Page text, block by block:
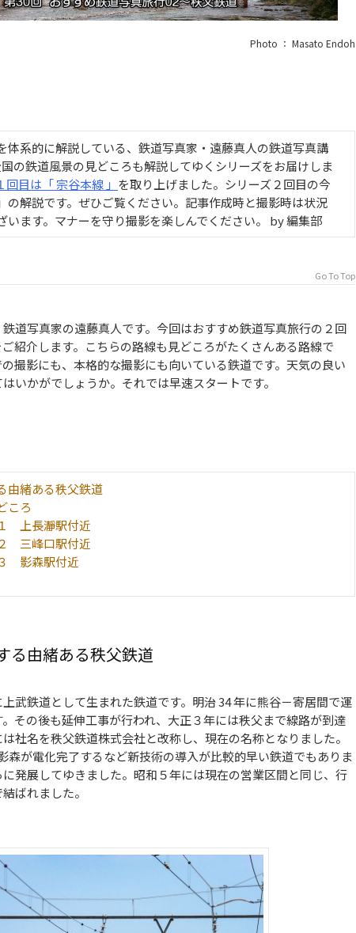
Photo ： Masato Endoh
体系的に解説している、鉄道写真家・遠藤真人の鉄道写真講
の鉄道風景の見どころも解説してゆくシリーズをお届けしま
目は「 宗谷本線 」 を取り上げました。シリーズ２回目の今
の解説です。ぜひご覧ください。記事作成時と撮影時は状況
います。マナーを守り撮影を楽しんでください。 by 編集部
Go To Top
道写真家の遠藤真人です。今回はおすすめ鉄道写真旅行の２回
紹介します。こちらの路線も見どころがたくさんある路線で
撮影にも、本格的な撮影にも向いている鉄道です。天気の良い
いかがでしょうか。それでは早速スタートです。
由緒ある秩父鉄道
ころ
上長瀞駅付近
三峰口駅付近
影森駅付近
る由緒ある秩父鉄道
武鉄道として生まれた鉄道です。明治 34 年に熊谷－寄居間で運
その後も延伸工事が行われ、大正３年には秩父まで線路が到達
社名を秩父鉄道株式会社と改称し、現在の名称となりました。
森が電化完了するなど新技術の導入が比較的早い鉄道でもありま
発展してゆきました。昭和５年には現在の営業区間と同じ、行
ばれました。